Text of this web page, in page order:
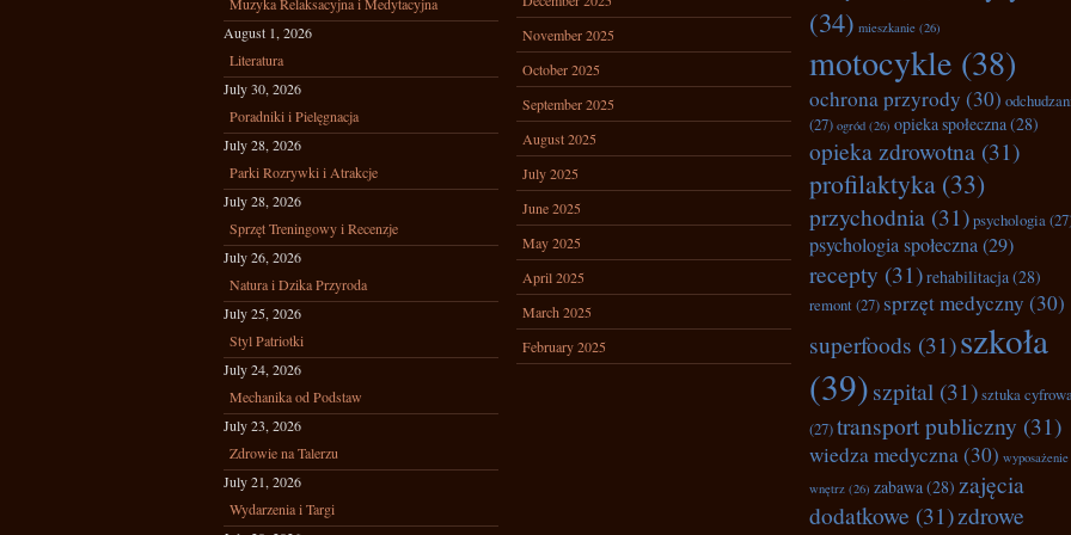
August 1, 2026
Literatura
July 30, 2026
Poradniki i Pielęgnacja
July 28, 2026
Parki Rozrywki i Atrakcje
July 28, 2026
Sprzęt Treningowy i Recenzje
July 26, 2026
Natura i Dzika Przyroda
July 25, 2026
Styl Patriotki
July 24, 2026
Mechanika od Podstaw
July 23, 2026
Zdrowie na Talerzu
July 21, 2026
Wydarzenia i Targi
November 2025
October 2025
September 2025
August 2025
July 2025
June 2025
May 2025
April 2025
March 2025
February 2025
(34) mieszkanie (26)
motocykle (38)
ochrona przyrody (30)
(27) ogród (26) opieka społeczna(28)
opieka zdrowotna (31)
profilaktyka (33)
przychodnia (31)psychologia
psychologia społeczna(29)
recepty (31)rehabilitacja(28)
remont(27) sprzęt medyczny (30)
superfoods (31)szkoła
(39)szpital (31)sztuka
(27)transport publiczny (31)
wiedza medyczna(30) wyposażenie
wnętrz (26) zabawa(28) zajęcia
dodatkowe (31)zdrowe